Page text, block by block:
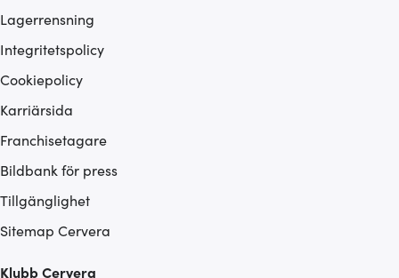
Lagerrensning
Integritetspolicy
Cookiepolicy
Karriärsida
Franchisetagare
Bildbank för press
Tillgänglighet
Sitemap Cervera
Klubb Cervera